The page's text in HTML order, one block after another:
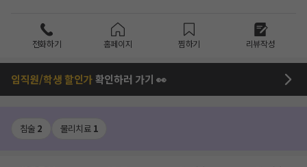
전화하기 홈페이지 찜하기 리뷰작성
임직원/학생 할인가확인하러 가기 👀
침술 2 물리치료 1